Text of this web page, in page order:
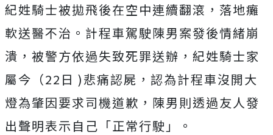
紀姓騎士被拋飛後在空中連續翻滾，落地癱
軟送醫不治。計程車駕駛陳男案發後情緒崩
潰，被警方依過失致死罪送辦，紀姓騎士家
屬今（22日 )悲痛認屍，認為計程車沒開大
燈為肇因要求司機道歉，陳男則透過友人發
出聲明表示自己「正常行駛」。